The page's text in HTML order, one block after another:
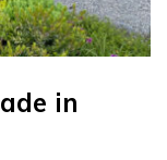
in